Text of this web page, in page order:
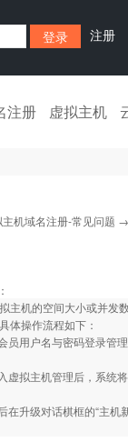
注册
注册 虚拟主机
主机域名注册-常见问题
主机的空间大小或并发
体操作流程如下：
员用户名与密码登录管
虚拟主机管理后，系统
在升级对话棋框的“主机